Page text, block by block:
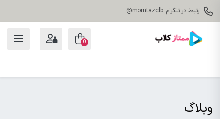
ارتباط در تلگرام: momtazclb@
0
وبلاگ